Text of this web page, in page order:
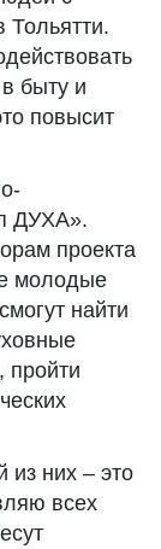
Тольятти.
быту и
повысит
ДУХА».
проекта
молодые
найти
пройти
из них – это
всех